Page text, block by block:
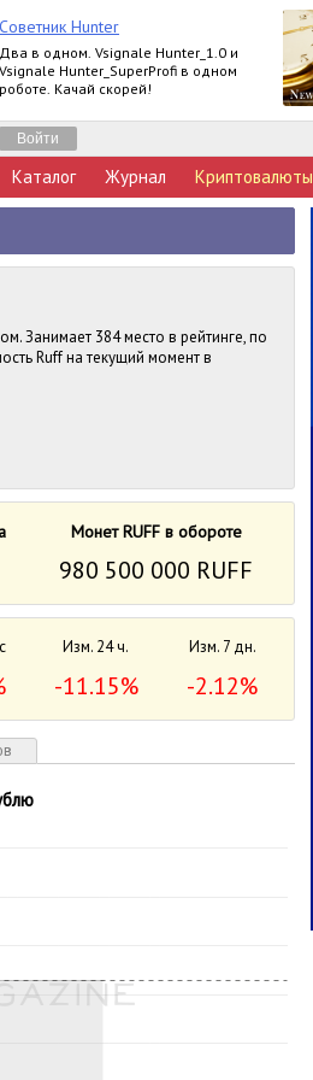
Советник Hunter
Два в одном. Vsignale Hunter_1.0 и
Vsignale Hunter_SuperProfi в одном
роботе. Качай скорей!
Каталог Журнал Криптовалюты
Занимает 384 место в рейтинге, по
Ruff на текущий момент в
Монет RUFF в обороте
980 500 000 RUFF
Изм. 24 ч. Изм. 7 дн.
-11.15% -2.12%